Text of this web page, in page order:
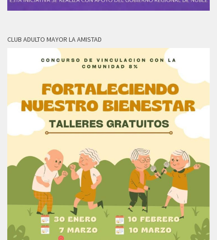
CLUB ADULTO MAYOR LA AMISTAD